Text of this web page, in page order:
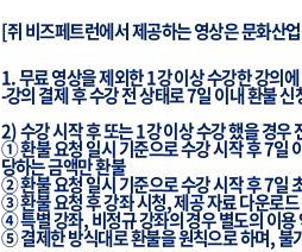
[쥐비즈페트런에서제공하는영상은문화산
1.무료영상을제외한1강이상수강한강의에
-강의결제후수강전상태로7일이내환불신
2)수강시작후또는1강이상수강 했을경우
①환불요청 일시기준으로수강시작후7일
당하는금액만환불
②환불요청 일시기준으로수강시작후7일
③환불요청후강좌시청,제공자료다운로드
④특별 강좌,비정규강좌의경우별도의이용
⑤결제한방식대로환불을원칙으로하며,불